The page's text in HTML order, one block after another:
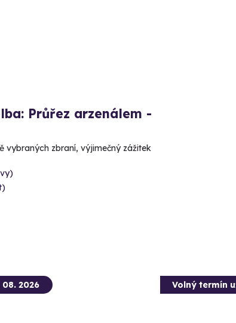
Průřez arzenálem -
vybraných zbraní, výjimečný zážitek
2026 Volný termín